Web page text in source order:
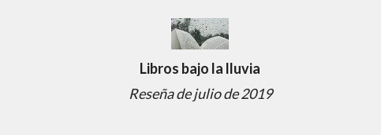
Libros bajo la lluvia
Reseña de julio de 2019